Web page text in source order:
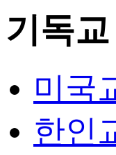
기독교
미국
한인